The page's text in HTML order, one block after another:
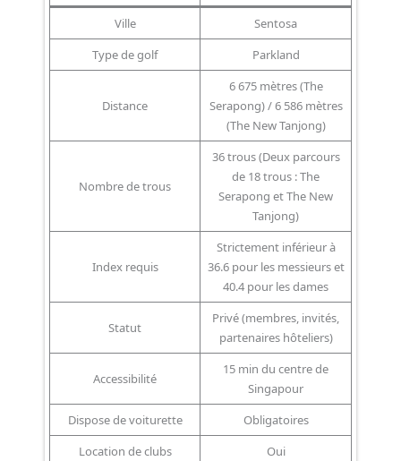
Ville
Sentosa
Type de golf
Parkland
Distance
6 675 mètres (The
Serapong) / 6 586 mètres
(The New Tanjong)
Nombre de trous
36 trous (Deux parcours
de 18 trous : The
Serapong et The New
Tanjong)
Index requis
Strictement inférieur à
36.6 pour les messieurs et
40.4 pour les dames
Statut
Privé (membres, invités,
partenaires hôteliers)
Accessibilité
15 min du centre de
Singapour
Dispose de voiturette
Obligatoires
Location de clubs
Oui